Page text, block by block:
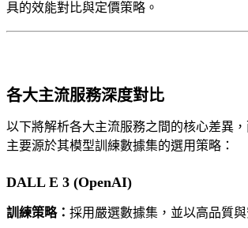
具的效能對比與定價策略。
各大主流服務深度對比
以下將解析各大主流服務之間的核心差異，
主要源於其模型訓練數據集的選用策略：
DALL E 3 (OpenAI)
訓練策略： 採用嚴選數據集，並以高品質